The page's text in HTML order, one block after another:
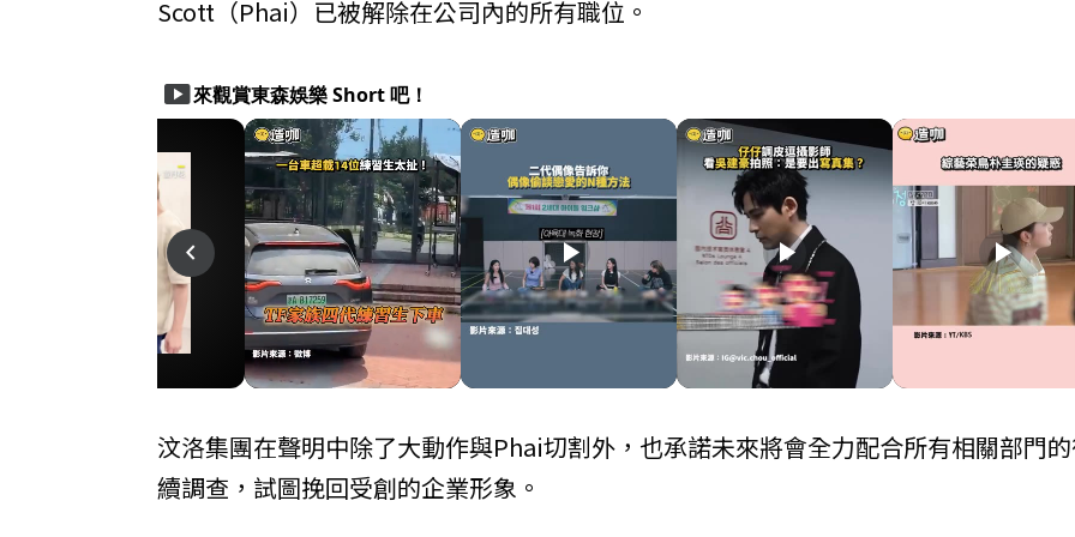
Scott（Phai）已被解除在公司內的所有職位。
smart_display來觀賞東森娛樂 Short 吧！
navigate_before play_arrow play_arrow play_arrow play_arrow
汶洛集團在聲明中除了大動作與Phai切割外，也承諾未來將會全力配合所有相關部門
續調查，試圖挽回受創的企業形象。